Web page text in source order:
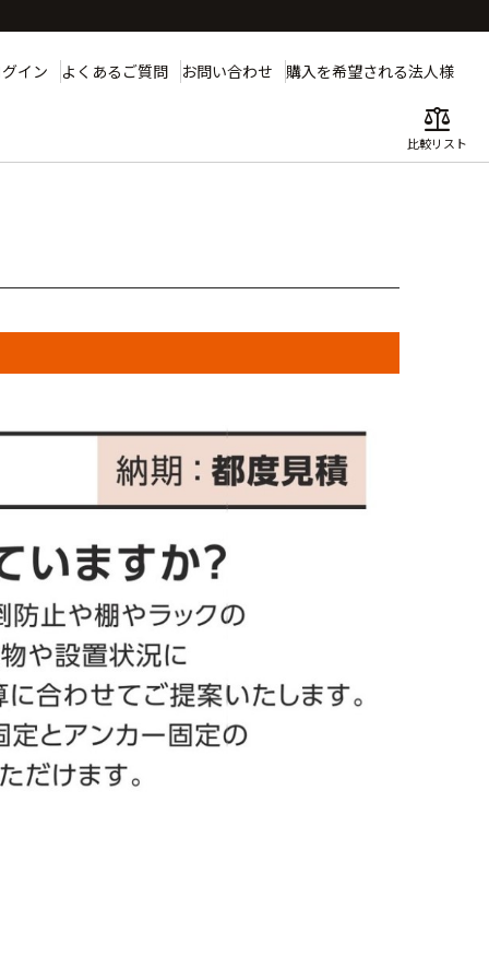
イン よくあるご質問 お問い合わせ 購入を希望される法人様
balance
比較リスト